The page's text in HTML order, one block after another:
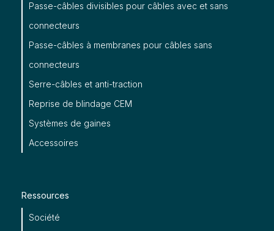
Passe-câbles divisibles pour câbles avec et sans
connecteurs
Passe-câbles à membranes pour câbles sans
connecteurs
Serre-câbles et anti-traction
Reprise de blindage CEM
Systèmes de gaines
Accessoires
Ressources
Société